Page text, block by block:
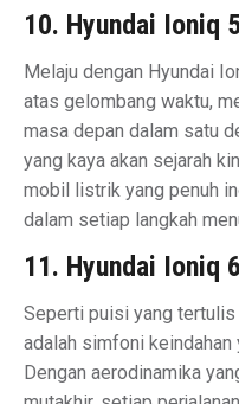
10. Hyundai Ioniq
Melaju dengan Hyundai
atas gelombang waktu,
masa depan dalam satu
yang kaya akan sejarah
mobil listrik yang penuh
dalam setiap langkah
11. Hyundai Ioniq
Seperti puisi yang
adalah simfoni keindahan
Dengan aerodinamika